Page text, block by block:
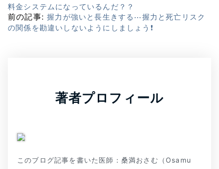
料金システムになっているんだ？？
前の記事:握力が強いと長生きする⋯握力と死亡リスク
の関係を勘違いしないようにしましょう❗
著者プロフィール
このブログ記事を書いた医師：桑満おさむ（Osamu